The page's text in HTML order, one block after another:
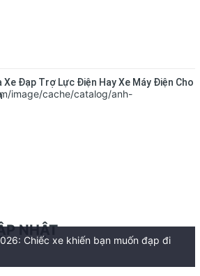
Xe Đạp Trợ Lực Điện Hay Xe Máy Điện Cho
NHẬT
Chiếc xe khiến bạn muốn đạp đi